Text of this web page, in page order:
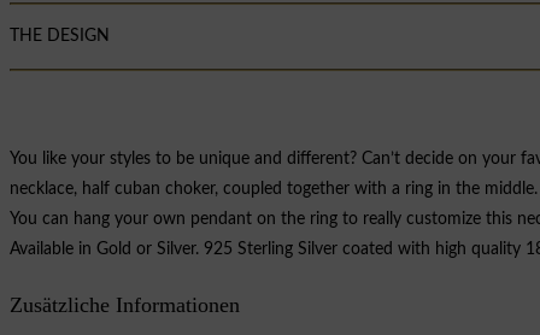
THE DESIGN
You like your styles to be unique and different? Can’t decide on your
necklace, half cuban choker, coupled together with a ring in the
You can hang your own pendant on the ring to really customize this
Available in Gold or Silver. 925 Sterling Silver coated with high quality
Zusätzliche Informationen